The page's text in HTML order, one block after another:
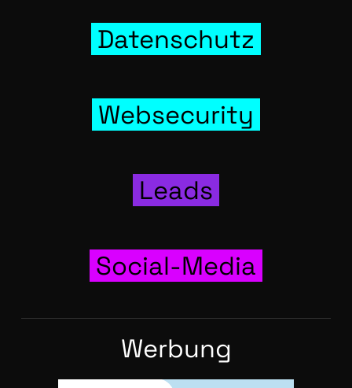
Daten­schutz
Web­se­cu­ri­ty
Leads
Social-Media
Wer­bung